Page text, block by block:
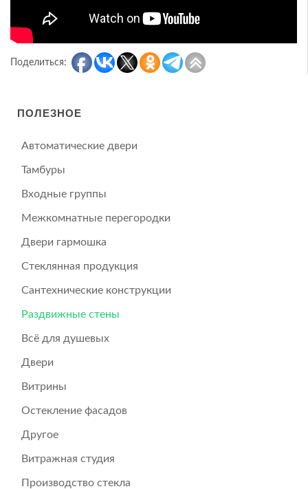
Поделиться:
ПОЛЕЗНОЕ
Автоматические двери
Тамбуры
Входные группы
Межкомнатные перегородки
Двери гармошка
Стеклянная продукция
Сантехнические конструкции
Раздвижные стены
Всё для душевых
Двери
Витрины
Остекление фасадов
Другое
Витражная студия
Производство стекла